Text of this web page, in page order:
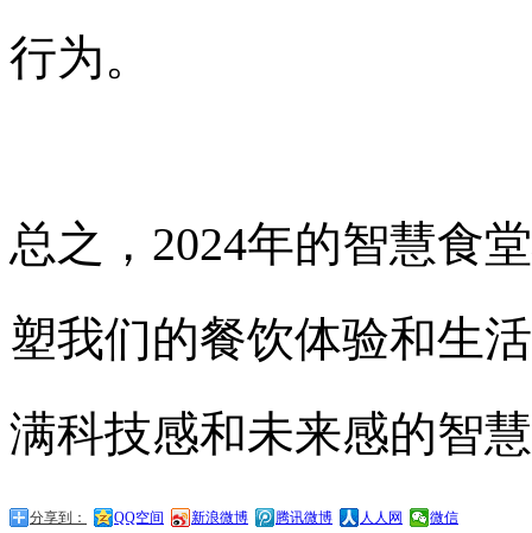
行为。
总之， 2024年的智慧食
塑我们的餐饮体验和生
满科技感和未来感的智
分享到： QQ空间 新浪微博 腾讯微博 人人网 微信